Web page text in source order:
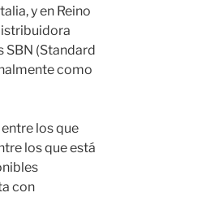
y en Reino
SBN (Standard
como
entre los que
los que está
con